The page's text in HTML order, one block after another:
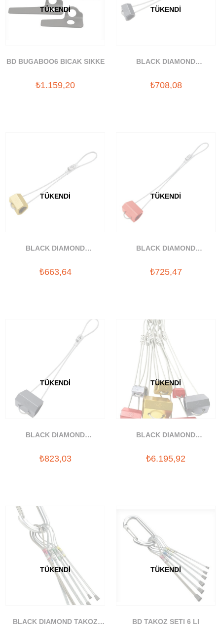
TÜKENDI
BD BUGABOO6 BICAK SIKKE
₺1.159,20
TÜKENDI
BLACK DIAMOND
₺708,08
TÜKENDI
BLACK DIAMOND
₺663,64
TÜKENDI
BLACK DIAMOND
₺725,47
TÜKENDI
BLACK DIAMOND
₺823,03
TÜKENDI
BLACK DIAMOND
-10
₺6.195,92
TÜKENDI
BLACK DIAMOND TAKOZ
TÜKENDI
BD TAKOZ SETI 6 LI